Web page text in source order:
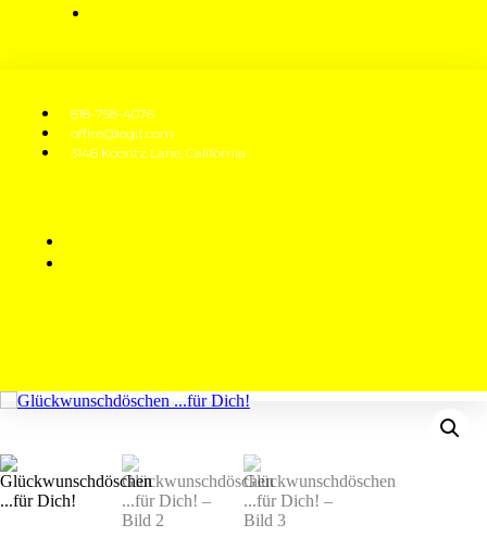
818-758-4076
office@legit.com
3146 Koontz Lane, California